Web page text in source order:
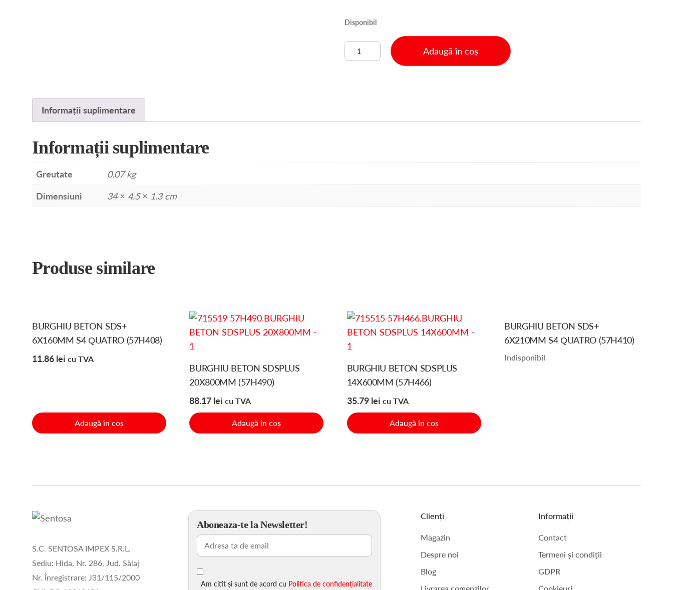
Disponibil
Cantitate
BURGHIU
Adaugă în coș
Informații suplimentare
Informații suplimentare
Greutate
0.07 kg
Dimensiuni
34 × 4.5 × 1.3 cm
Produse similare
BURGHIU BETON SDS+
6X160MM S4 QUATRO (57H408)
11.86 lei cu TVA
Adaugă în coș
BURGHIU BETON SDSPLUS
20X800MM (57H490)
88.17 lei cu TVA
Adaugă în coș
BURGHIU BETON SDSPLUS
14X600MM (57H466)
35.79 lei cu TVA
Adaugă în coș
BURGHIU BETON SDS+
6X210MM S4 QUATRO (57H410)
Indisponibil
S.C. SENTOSA IMPEX S.R.L.
Sediu: Hida, Nr. 286, Jud. Sălaj
Nr. Înregistrare: J31/115/2000
Aboneaza-te la Newsletter!
Email
Am citit și sunt de acord cu Politica de confidențialitate
Clienți
Magazin
Despre noi
Blog
Informații
Contact
Termeni și condiții
GDPR